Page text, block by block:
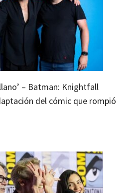
– Batman: Knightfall
del cómic que rompió